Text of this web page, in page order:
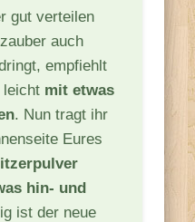
gut verteilen
auch
empfiehlt
leicht mit etwas
. Nun tragt ihr
Eures
hin- und
ist der neue